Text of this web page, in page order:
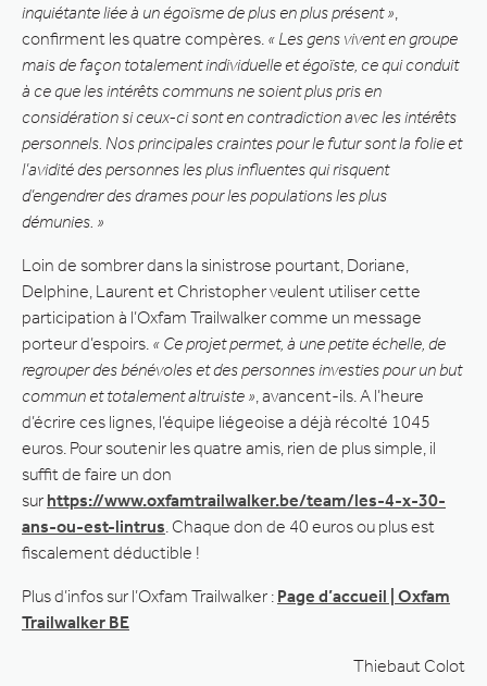
inquiétante liée à un égoïsme de plus en plus présent »
confirment les quatre compères. « Les gens vivent en groupe
mais de façon totalement individuelle et égoïste, ce qui conduit
à ce que les intérêts communs ne soient plus pris en
considération si ceux-ci sont en contradiction avec les intérêts
personnels. Nos principales craintes pour le futur sont la folie et
l’avidité des personnes les plus influentes qui risquent
d’engendrer des drames pour les populations les plus
démunies. »
Loin de sombrer dans la sinistrose pourtant, Doriane,
Delphine, Laurent et Christopher veulent utiliser cette
participation à l’Oxfam Trailwalker comme un message
porteur d’espoirs. « Ce projet permet, à une petite échelle, de
regrouper des bénévoles et des personnes investies pour un but
commun et totalement altruiste » , avancent-ils. A l’heure
d’écrire ces lignes, l’équipe liégeoise a déjà récolté 1045
euros. Pour soutenir les quatre amis, rien de plus simple, il
suffit de faire un don
sur https://www.oxfamtrailwalker.be/team/les-4-x-30-
ans-ou-est-lintrus . Chaque don de 40 euros ou plus est
fiscalement déductible !
Plus d’infos sur l’Oxfam Trailwalker : Page d’accueil | Oxfam
Trailwalker BE
Thiebaut Colot